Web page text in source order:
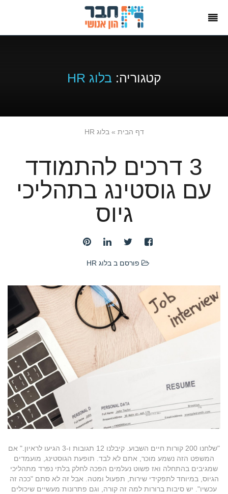
קטגוריה: בלוג HR
דף הבית » בלוג HR
3 דרכים להתמודד
עם גוסטינג בתהליכי
גיוס
פורסם ב בלוג HR
"שלחנו 200 קורות חיים השבוע. קיבלנו 12 תגובות ו-3 הגיעו לראיון." אם
המשפט הזה נשמע מוכר, אתם לא לבד. תופעת הגוסטינג, מועמדים
שמגיבים בהתחלה ואז פשוט נעלמים הפכה לחלק בלתי נפרד מתהליכי
הגיוס, במיוחד לתפקידי שירות, תפעול ומטה. אבל זה לא סתם "ככה זה
עכשיו". יש סיבות ברורות למה זה קורה, וגם פתרונות מעשיים שיכולים